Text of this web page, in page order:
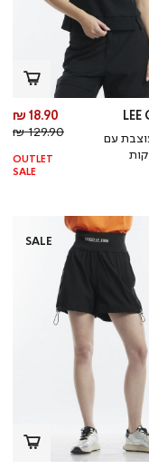
LEE
עם
18.90 ₪
129.90 ₪
OUTLET
SALE
SALE